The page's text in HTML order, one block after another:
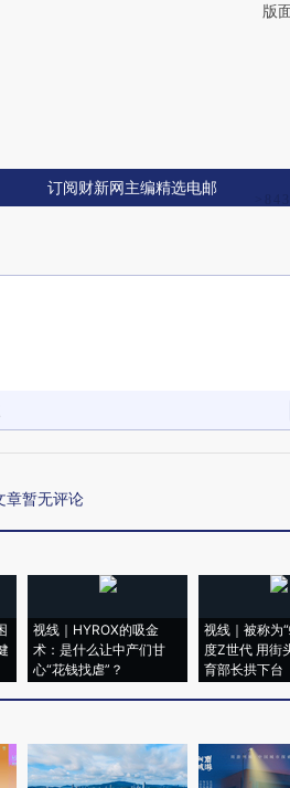
版
订阅财新网主编精选电邮
章暂无评论
视线｜HYROX的吸金
术：是什么让中产们甘
心“花钱找虐”？
视线｜被称为
度Z世代 用街
育部长拱下台